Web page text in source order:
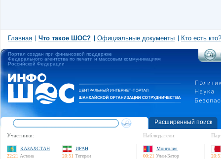
Главная Что такое ШОС? Официальные документы Кто есть кто?
Портал создан при финансовой поддержке
Федерального агентства по печати и массовым коммуникациям
Российской Федерации
Расширенный поиск
Участники:
КАЗАХСТАН
22:21 Астана
ИРАН
20:51 Тегеран
Наблюдатели:
Монголия
00:21 Улан-Батор